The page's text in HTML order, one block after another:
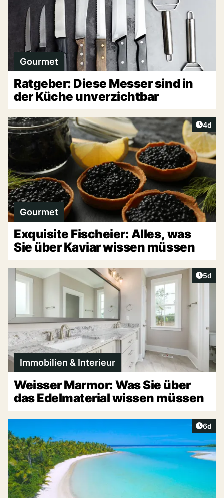
Gourmet
Ratgeber: Diese Messer sind in
der Küche unverzichtbar
4d
Gourmet
Exquisite Fischeier: Alles, was
Sie über Kaviar wissen müssen
5d
Immobilien & Interieur
Weisser Marmor: Was Sie über
das Edelmaterial wissen müssen
6d